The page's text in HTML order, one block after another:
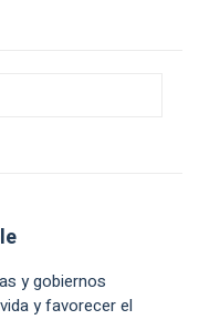
y gobiernos
y favorecer el